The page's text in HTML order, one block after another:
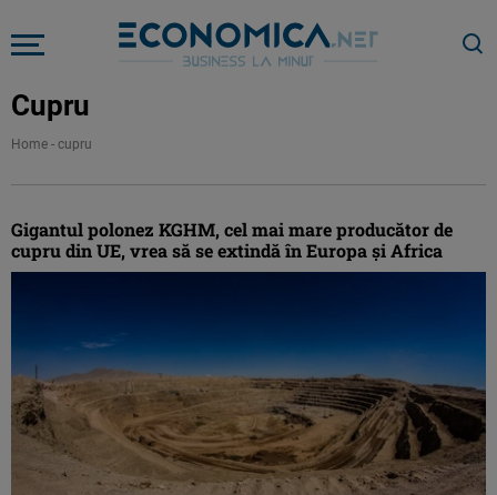
Cupru
Home - cupru
Gigantul polonez KGHM, cel mai mare producător de
cupru din UE, vrea să se extindă în Europa şi Africa